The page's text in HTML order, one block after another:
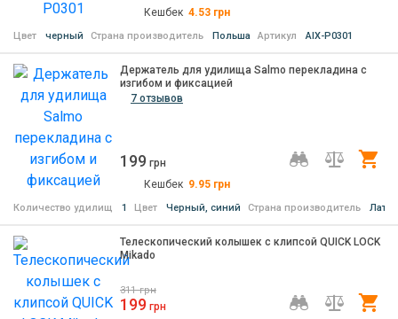
Кешбек4.53 грн
Цвет черный Страна производитель Польша Артикул AIX-P0301
7 отзывов
Держатель для удилища Salmo перекладина с
изгибом и фиксацией
199 грн
Кешбек 9.95 грн
Количество удилищ 1 Цвет Черный, синий Страна производитель
Телескопический колышек с клипсой QUICK LOCK
Mikado
311 грн
199 грн